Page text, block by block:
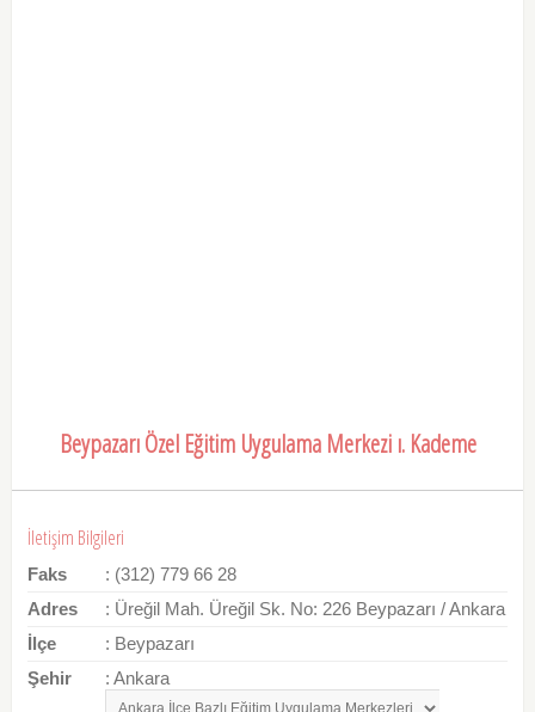
Beypazarı Özel Eğitim Uygulama Merkezi ı. Kademe
İletişim Bilgileri
Faks
: (312) 779 66 28
Adres
: Üreğil Mah. Üreğil Sk. No: 226 Beypazarı / Ankara
İlçe
: Beypazarı
Şehir
: Ankara